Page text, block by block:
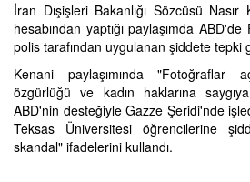
İran Dışişleri Bakanlığı Sözcüsü
hesabından yaptığı paylaşımda
polis tarafından uygulanan şiddete tepki
Kenani paylaşımında "Fotoğraflar
özgürlüğü ve kadın haklarına
ABD'nin desteğiyle Gazze Şeridi'nde
Teksas Üniversitesi öğrencilerine
skandal" ifadelerini kullandı.